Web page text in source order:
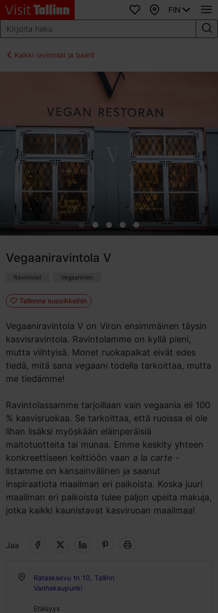
SuosikitKartta
FIN
Kaikki ravintolat ja baarit
Vegaaniravintola V
Ravintolat Vegaaninen
Tallenna suosikkeihin
Vegaaniravintola V on Viron ensimmäinen täysin
kasvisravintola. Ravintolamme on kyllä pieni,
mutta viihtyisä. Monet ruokapaikat eivät edes
tiedä, mitä sana vegaani todella tarkoittaa, mutta
me tiedämme!
Ravintolassamme tarjoillaan vain vegaania eli 100
% kasvisruokaa. Se tarkoittaa, että ruoissa ei ole
lihan lisäksi myöskään eläinperäisiä
maitotuotteita tai munaa. Emme keskity yhteen
konkreettiseen keittiöön vaan a la carte -
listamme on kansainvälinen ja saanut
inspiraatiota maailman eri paikoista. Koska juuri
maailman eri paikoista tulee paljon upeita makuja,
jotka kaikki kaunistavat kasviruoan maailmaa!
Jaa
Rataskaevu tn 10, Tallinn
Vanhakaupunki
Etäisyys